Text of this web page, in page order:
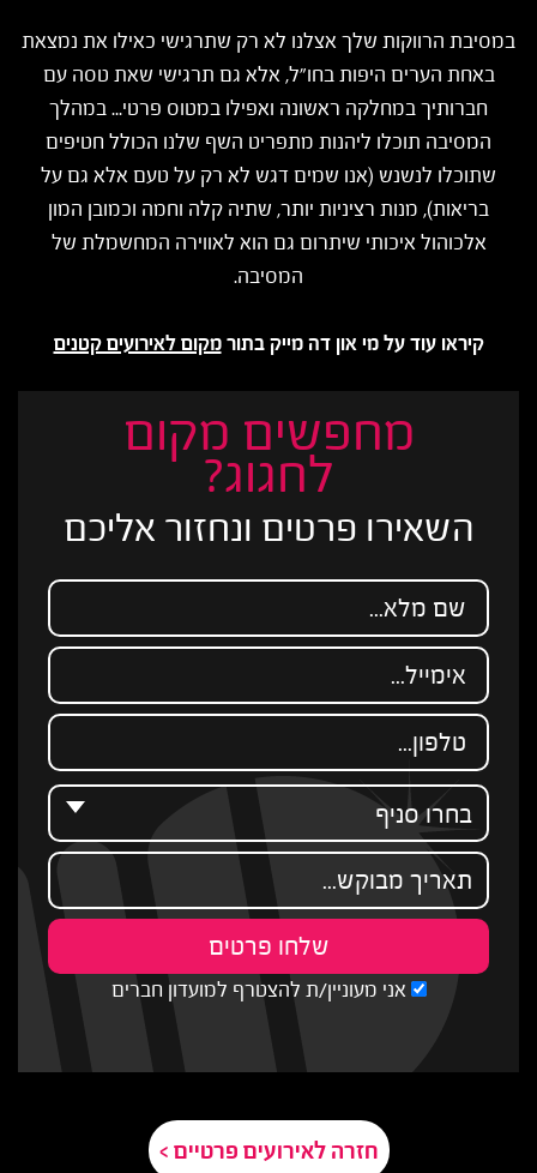
במסיבת הרווקות שלך אצלנו לא רק שתרגישי כאילו את נמצאת
באחת הערים היפות בחו"ל, אלא גם תרגישי שאת טסה עם
חברותיך במחלקה ראשונה ואפילו במטוס פרטי... במהלך
המסיבה תוכלו ליהנות מתפריט השף שלנו הכולל חטיפים
שתוכלו לנשנש (אנו שמים דגש לא רק על טעם אלא גם על
בריאות), מנות רציניות יותר, שתיה קלה וחמה וכמובן המון
אלכוהול איכותי שיתרום גם הוא לאווירה המחשמלת של
המסיבה.
קיראו עוד על מי און דה מייק בתורמקום לאירועים קטנים
מחפשים מקום
לחגוג?
השאירו פרטים ונחזור אליכם
אני מעוניין/ת להצטרף למועדון חברים
חזרה לאירועים פרטיים >